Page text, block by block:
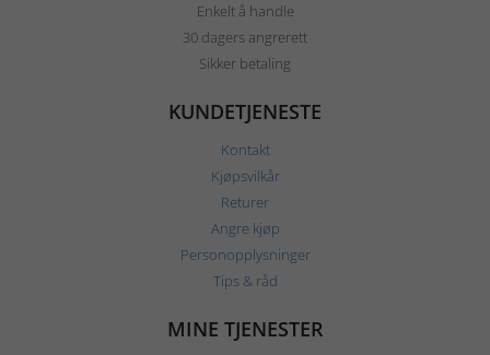
Enkelt å handle
30 dagers angrerett
Sikker betaling
KUNDETJENESTE
Kontakt
Kjøpsvilkår
Returer
Angre kjøp
Personopplysninger
Tips & råd
MINE TJENESTER